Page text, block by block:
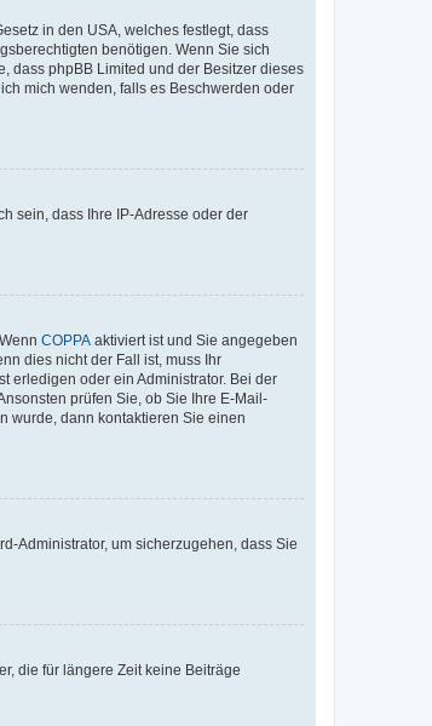
in den USA, welches festlegt, dass
benötigen. Wenn Sie sich
dass phpBB Limited und der Besitzer dieses
mich wenden, falls es Beschwerden oder
sein, dass Ihre IP-Adresse oder der
COPPA aktiviert ist und Sie angegeben
dies nicht der Fall ist, muss Ihr
erledigen oder ein Administrator. Bei der
prüfen Sie, ob Sie Ihre E-Mail-
wurde, dann kontaktieren Sie einen
Administrator, um sicherzugehen, dass Sie
die für längere Zeit keine Beiträge